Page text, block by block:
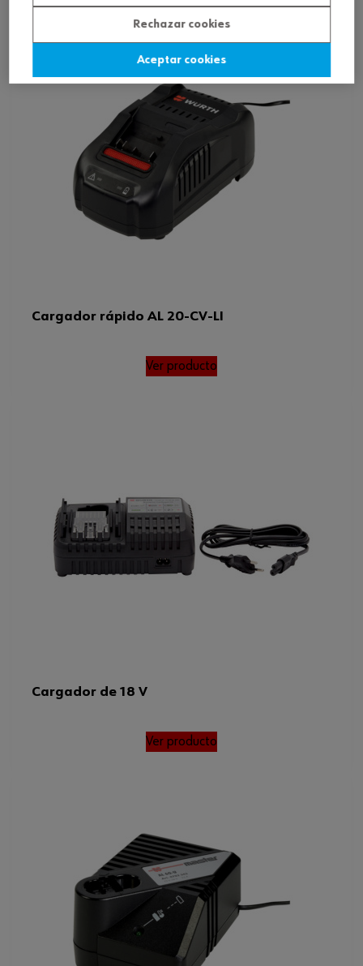
Cargador rápido AL 20-CV-LI
Ver producto
Cargador de 18 V
Ver producto
Rechazar cookies
Aceptar cookies